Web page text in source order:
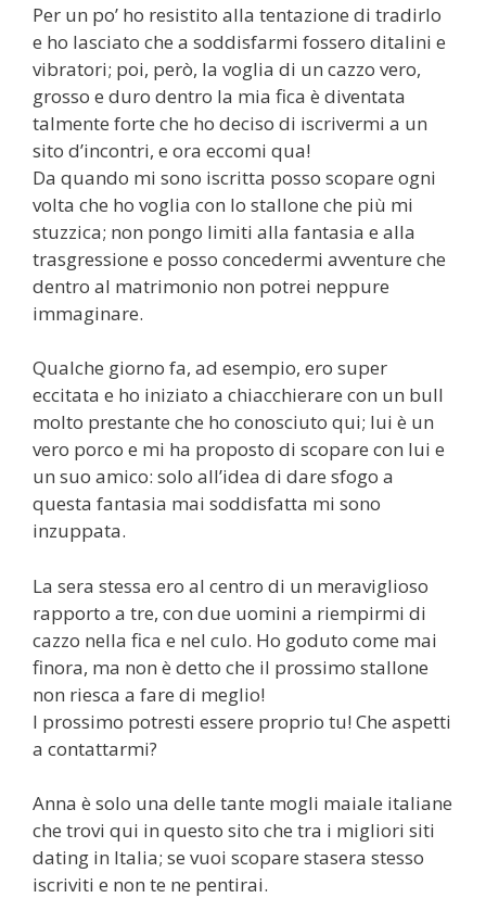
Per un po’ ho resistito alla tentazione di tradirlo
e ho lasciato che a soddisfarmi fossero ditalini e
vibratori; poi, però, la voglia di un cazzo vero,
grosso e duro dentro la mia fica è diventata
talmente forte che ho deciso di iscrivermi a un
sito d’incontri, e ora eccomi qua!
Da quando mi sono iscritta posso scopare ogni
volta che ho voglia con lo stallone che più mi
stuzzica; non pongo limiti alla fantasia e alla
trasgressione e posso concedermi avventure che
dentro al matrimonio non potrei neppure
immaginare.
Qualche giorno fa, ad esempio, ero super
eccitata e ho iniziato a chiacchierare con un bull
molto prestante che ho conosciuto qui; lui è un
vero porco e mi ha proposto di scopare con lui e
un suo amico: solo all’idea di dare sfogo a
questa fantasia mai soddisfatta mi sono
inzuppata.
La sera stessa ero al centro di un meraviglioso
rapporto a tre, con due uomini a riempirmi di
cazzo nella fica e nel culo. Ho goduto come mai
finora, ma non è detto che il prossimo stallone
non riesca a fare di meglio!
l prossimo potresti essere proprio tu! Che aspetti
a contattarmi?
Anna è solo una delle tante mogli maiale italiane
che trovi qui in questo sito che tra i migliori siti
dating in Italia; se vuoi scopare stasera stesso
iscriviti e non te ne pentirai.